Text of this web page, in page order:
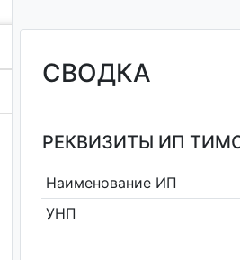
СВОДКА
РЕКВИЗИТЫ ИП
Наименование ИП
УНП